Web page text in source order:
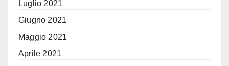
Luglio 2021
Giugno 2021
Maggio 2021
Aprile 2021